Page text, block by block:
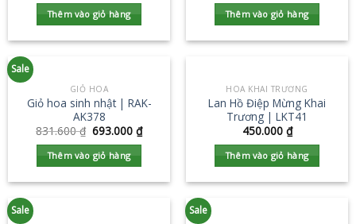
Thêm vào giỏ hàng Thêm vào giỏ hàng
Sale
GIỎ HOA
Giỏ hoa sinh nhật | RAK-
AK378
831.600₫ 693.000₫
Thêm vào giỏ hàng
HOA KHAI TRƯƠNG
Lan Hồ Điệp Mừng Khai
Trương | LKT41
450.000 ₫
Thêm vào giỏ hàng
Sale Sale